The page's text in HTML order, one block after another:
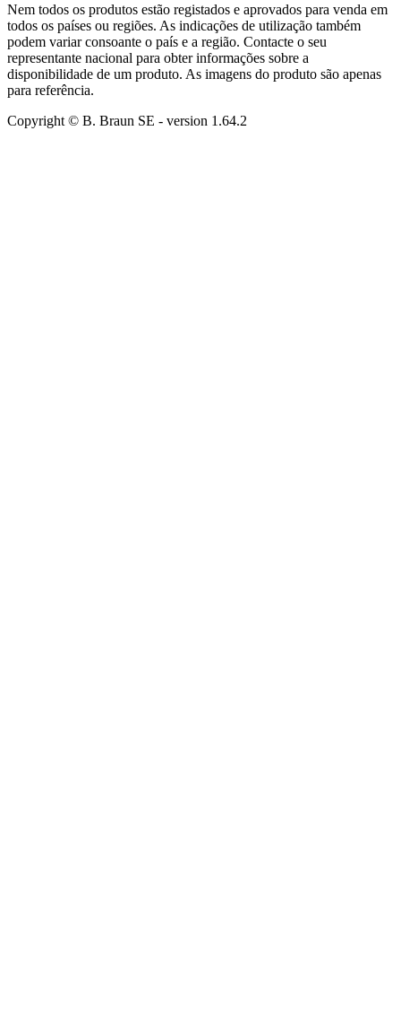
Nem todos os produtos estão registados e aprovados para venda em
todos os países ou regiões. As indicações de utilização também
podem variar consoante o país e a região. Contacte o seu
representante nacional para obter informações sobre a
disponibilidade de um produto. As imagens do produto são apenas
para referência.
Copyright © B. Braun SE - version 1.64.2